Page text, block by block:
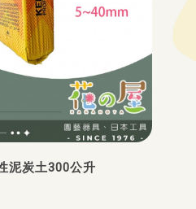
泥炭土300公升